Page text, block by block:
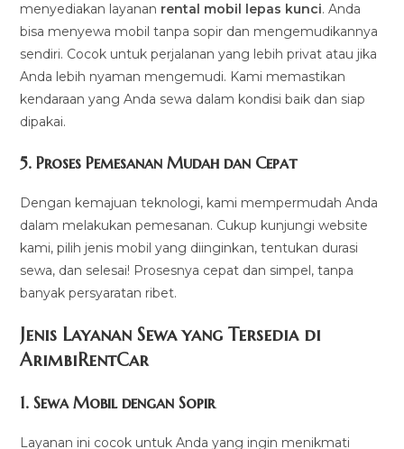
menyediakan layanan rental mobil lepas kunci. Anda
bisa menyewa mobil tanpa sopir dan mengemudikannya
sendiri. Cocok untuk perjalanan yang lebih privat atau jika
Anda lebih nyaman mengemudi. Kami memastikan
kendaraan yang Anda sewa dalam kondisi baik dan siap
dipakai.
5.Proses Pemesanan Mudah dan Cepat
Dengan kemajuan teknologi, kami mempermudah Anda
dalam melakukan pemesanan. Cukup kunjungi website
kami, pilih jenis mobil yang diinginkan, tentukan durasi
sewa, dan selesai! Prosesnya cepat dan simpel, tanpa
banyak persyaratan ribet.
Jenis Layanan Sewa yang Tersedia di
ArimbiRentCar
1.Sewa Mobil dengan Sopir
Layanan ini cocok untuk Anda yang ingin menikmati